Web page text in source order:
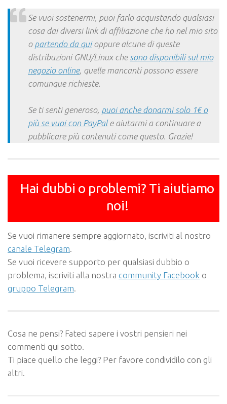
Se vuoi sostenermi, puoi farlo acquistando qualsiasi
cosa dai diversi link di affiliazione che ho nel mio sito
o partendo da quioppure alcune di queste
distribuzioni GNU/Linux che sono disponibili sul mio
negozio online, quelle mancanti possono essere
comunque richieste.
Se ti senti generoso, puoi anche donarmi solo 1€ o
più se vuoi con PayPale aiutarmi a continuare a
pubblicare più contenuti come questo. Grazie!
Hai dubbi o problemi? Ti aiutiamo
noi!
Se vuoi rimanere sempre aggiornato, iscriviti al nostro
canale Telegram.
Se vuoi ricevere supporto per qualsiasi dubbio o
problema, iscriviti alla nostra community Facebook o
gruppo Telegram.
Cosa ne pensi? Fateci sapere i vostri pensieri nei
commenti qui sotto.
Ti piace quello che leggi? Per favore condividilo con gli
altri.